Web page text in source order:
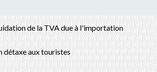
de la TVA due à l'importation
détaxe aux touristes